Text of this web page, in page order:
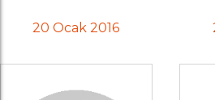
20 Ocak 2016